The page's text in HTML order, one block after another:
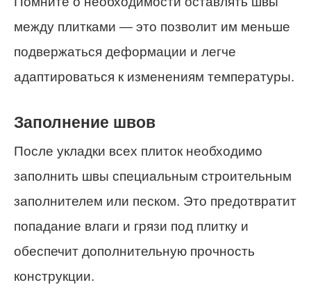
между плитками — это позволит им меньше
подвержаться деформации и легче
адаптироваться к изменениям температуры.
Заполнение швов
После укладки всех плиток необходимо
заполнить швы специальным строительным
заполнителем или песком. Это предотвратит
попадание влаги и грязи под плитку и
обеспечит дополнительную прочность
конструкции.